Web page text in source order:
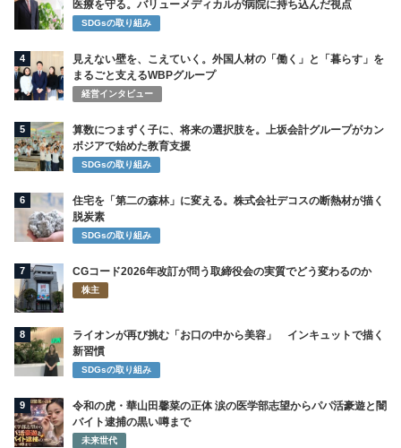
医療を守る。バリューメディカルが病院に持ち込んだ視点
SDGsの取り組み
4
見えない壁を、こえていく。外国人材の「働く」と「暮らす」を
まるごと支えるWBPグループ
経営インタビュー
5
算数につまずく子に、将来の選択肢を。上坂会計グループがカン
ボジアで始めた教育支援
SDGsの取り組み
6
住宅を「第二の森林」に変える。株式会社デコスの断熱材が描く
脱炭素
SDGsの取り組み
7 CGコード2026年改訂が問う取締役会の実質でどう変わるのか
株主
8
ライオンが再び挑む「お口の中から美容」 インキュットで描く
新習慣
SDGsの取り組み
9
令和の虎・華山田馨菜の正体 涙の医学部志望からパパ活豪遊と闇
バイト逮捕の黒い噂まで
未来世代